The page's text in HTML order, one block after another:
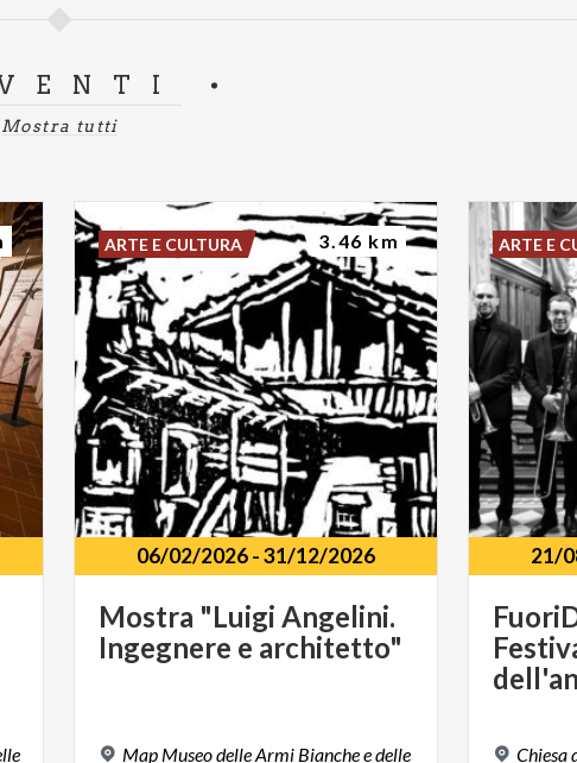
Mostra tutti
06/02/2026-31/12/2026
Mostra "Luigi Angelini.
Ingegnere e architetto"
Map Museo delle Armi Bianche e delle
ARTE E CULTURA 3.46 km
21/
Chiesa
ARTE E